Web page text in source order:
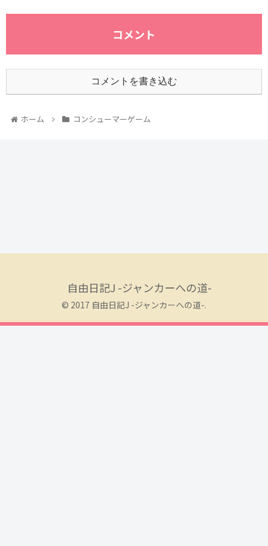
コメント
コメントを書き込む
ホーム コンシューマーゲーム
自由日記J -ジャンカーへの道-
© 2017 自由日記J -ジャンカーへの道-.